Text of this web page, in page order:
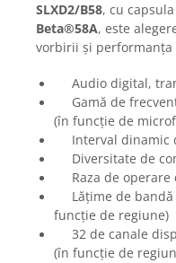
Interfete audio
Microfoane
Accesorii pentru Microfoane
Headset-uri si lavaliere
Microfoane cu fir pentru
Microfoane de captura
Microfoane pentru
Microfoane USB -
Seturi de microfoane
Sisteme wireless
SLXD2/B58, cu
Beta®58A, este
vorbirii și performanța
Audio digital,
Gamă de
(în funcție de
Interval dinamic
Diversitate de
Raza de operare
Lățime de bandă
funcție de regiune)
32 de canale
(în funcție de